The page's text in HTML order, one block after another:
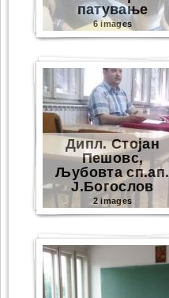
патување
6 images
Дипл. Стојан
Пешовс,
Љубовта сп.ап.
Ј.Богослов
2 images